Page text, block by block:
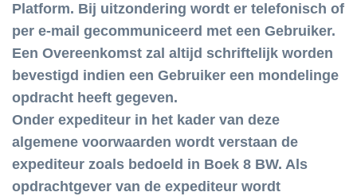
Platform. Bij uitzondering wordt er telefonisch of
per e-mail gecommuniceerd met een Gebruiker.
Een Overeenkomst zal altijd schriftelijk worden
bevestigd indien een Gebruiker een mondelinge
opdracht heeft gegeven.
Onder expediteur in het kader van deze
algemene voorwaarden wordt verstaan de
expediteur zoals bedoeld in Boek 8 BW. Als
opdrachtgever van de expediteur wordt